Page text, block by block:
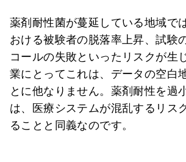
薬剤耐性菌が蔓延している地域で
おける被験者の脱落率上昇、試験
コールの失敗といったリスクが生
業にとってこれは、データの空白
とに他なりません。薬剤耐性を過
は、医療システムが混乱するリス
ることと同義なのです。